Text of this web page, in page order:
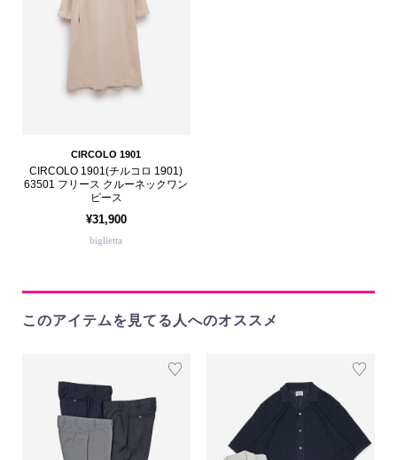
CIRCOLO 1901
CIRCOLO 1901(チルコロ 1901)
63501 フリース クルーネックワン
ピース
¥31,900
biglietta
このアイテムを見てる人へのオススメ